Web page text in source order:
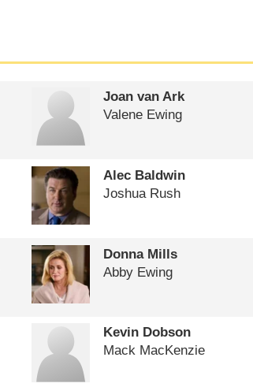
Joan van Ark
Valene Ewing
Alec Baldwin
Joshua Rush
Donna Mills
Abby Ewing
Kevin Dobson
Mack MacKenzie